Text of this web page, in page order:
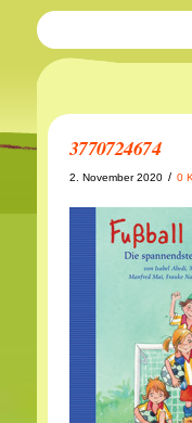
3770724674
2. November 2020 / 0